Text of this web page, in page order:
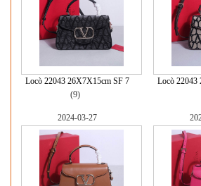
Locò 22043 26X7X15cm SF 7
(9)
Locò 22043
2024-03-27